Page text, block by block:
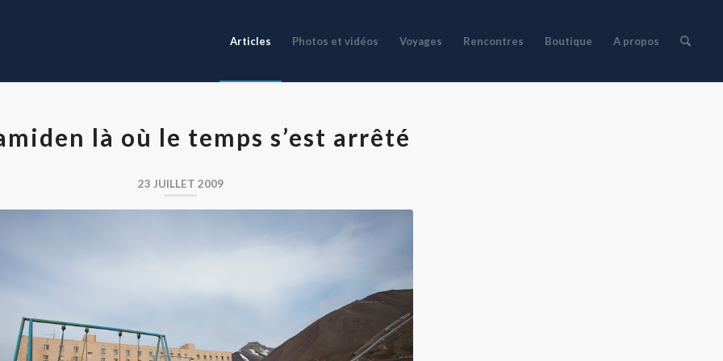
Articles Photos et vidéos Voyages Rencontres Boutique A propos
là où le temps s’est arrêté
23 JUILLET 2009